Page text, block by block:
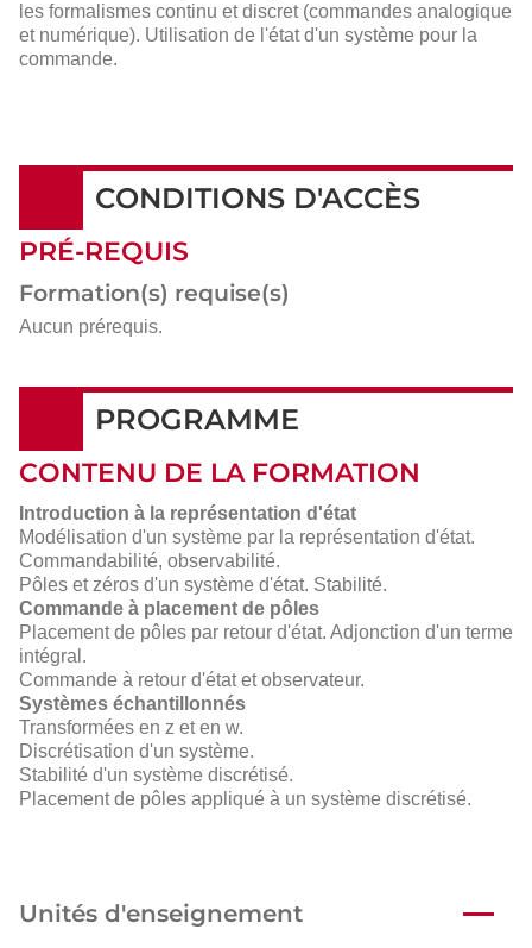
les formalismes continu et discret (commandes analogique
et numérique). Utilisation de l'état d'un système pour la
commande.
CONDITIONS D'ACCÈS
PRÉ-REQUIS
Formation(s) requise(s)
Aucun prérequis.
PROGRAMME
CONTENU DE LA FORMATION
Introduction à la représentation d'état
Modélisation d'un système par la représentation d'état.
Commandabilité, observabilité.
Pôles et zéros d'un système d'état. Stabilité.
Commande à placement de pôles
Placement de pôles par retour d'état. Adjonction d'un terme
intégral.
Commande à retour d'état et observateur.
Systèmes échantillonnés
Transformées en z et en w.
Discrétisation d'un système.
Stabilité d'un système discrétisé.
Placement de pôles appliqué à un système discrétisé.
Unités d'enseignement